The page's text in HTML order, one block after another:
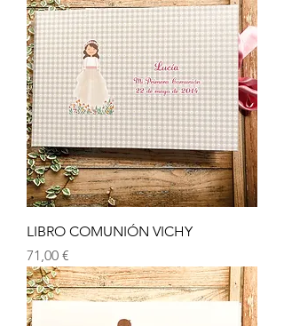
LIBRO COMUNIÓN VICHY
Precio
71,00 €